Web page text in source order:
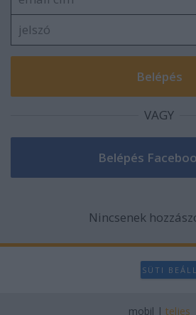
VAGY
Nincsenek
SÜTI
mobil | teljes